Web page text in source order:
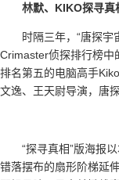
林默、KIKO探寻真
时隔三年，“唐探
Crimaster侦探排行榜中
排名第五的电脑高手
文逸、王天尉导演，唐
“探寻真相”版海报
错落摆布的扇形阶梯延